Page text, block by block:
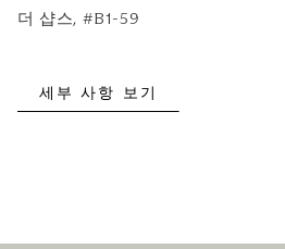
더 샵스, #B1-59
세부 사항 보기